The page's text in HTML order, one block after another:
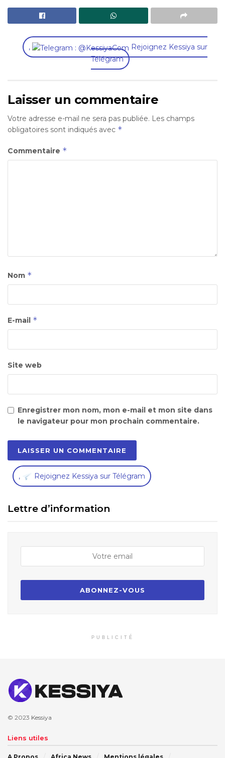
,
Rejoignez Kessiya sur
Télégram
Laisser un commentaire
Votre adresse e-mail ne sera pas publiée. Les champs
obligatoires sont indiqués avec *
Commentaire *
Nom *
E-mail *
Site web
Enregistrer mon nom, mon e-mail et mon site dans
le navigateur pour mon prochain commentaire.
, Rejoignez Kessiya sur Télégram
Lettre d’information
PUBLICITÉ
© 2023 Kessiya
Liens utiles